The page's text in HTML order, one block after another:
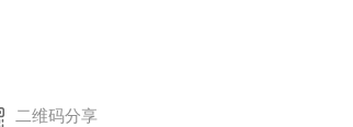
二维码分享